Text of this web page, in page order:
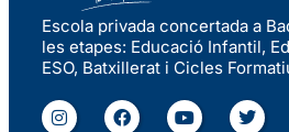
Escola privada concertada a
les etapes: Educació Infantil,
ESO, Batxillerat i Cicles